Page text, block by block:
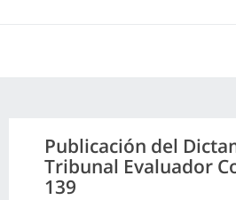
Publicación del
Tribunal Evaluador
139